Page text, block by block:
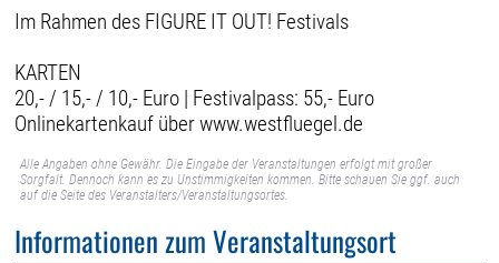
Im Rahmen des FIGURE IT OUT! Festivals
KARTEN
20,- / 15,- / 10,- Euro | Festivalpass: 55,- Euro
Onlinekartenkauf über www.westfluegel.de
Alle Angaben ohne Gewähr. Die Eingabe der Veranstaltungen erfolgt mit großer
Sorgfalt. Dennoch kann es zu Unstimmigkeiten kommen. Bitte schauen Sie ggf. auch
auf die Seite des Veranstalters/Veranstaltungsortes.
Informationen zum Veranstaltungsort